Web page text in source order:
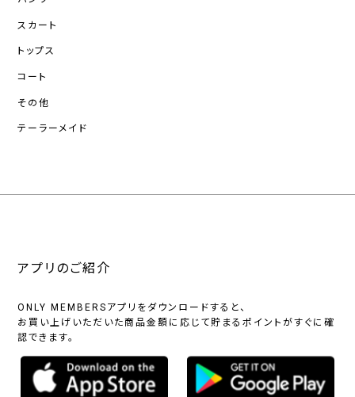
スカート
トップス
コート
その他
テーラーメイド
アプリのご紹介
ONLY MEMBERSアプリをダウンロードすると、
お買い上げいただいた商品金額に応じて貯まるポイントがすぐに確
認できます。